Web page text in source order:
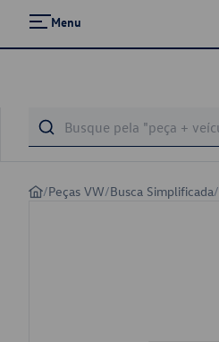
Menu
/Peças VW/Busca Simplificada/